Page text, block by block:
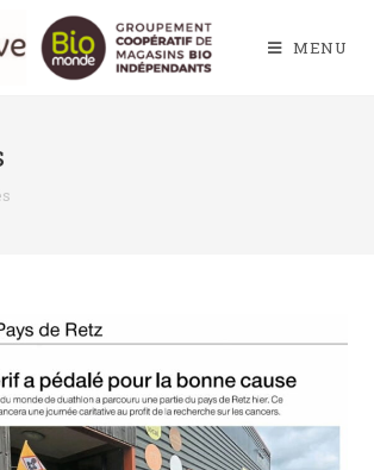
MENU